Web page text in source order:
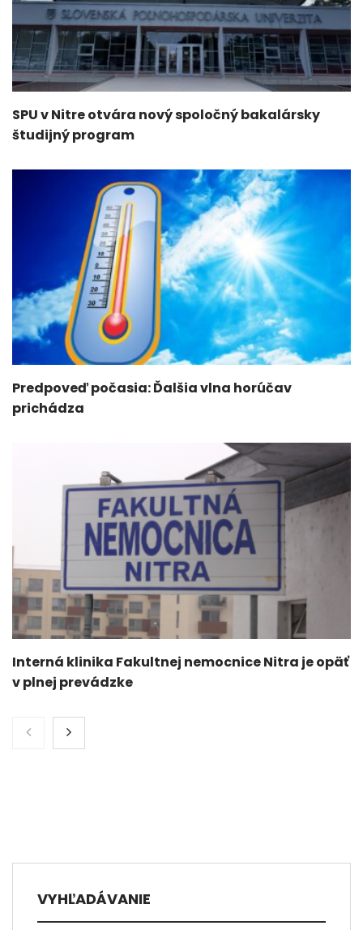
SPU v Nitre otvára nový spoločný bakalársky
študijný program
Predpoveď počasia: Ďalšia vlna horúčav
prichádza
Interná klinika Fakultnej nemocnice Nitra je opäť
v plnej prevádzke
VYHĽADÁVANIE